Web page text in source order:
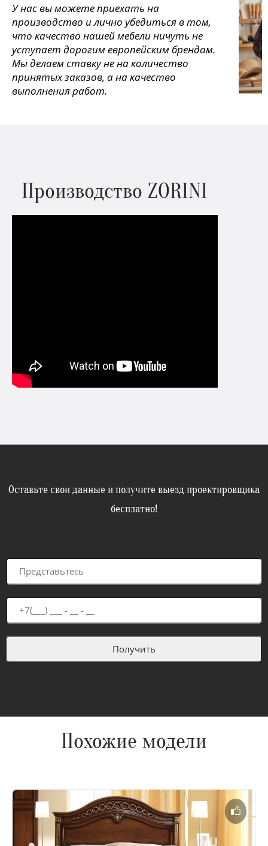
У нас вы можете приехать на
производство и лично убедиться в том,
что качество нашей мебели ничуть не
уступает дорогим европейским брендам.
Мы делаем ставку не на количество
принятых заказов, а на качество
выполнения работ.
Производство ZORINI
Оставьте свои данные и получите выезд проектировщика
бесплатно!
Похожие модели